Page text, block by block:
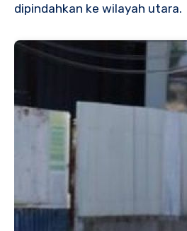
dipindahkan ke wilayah utara.